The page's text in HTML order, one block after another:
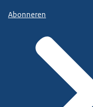
Abonneren